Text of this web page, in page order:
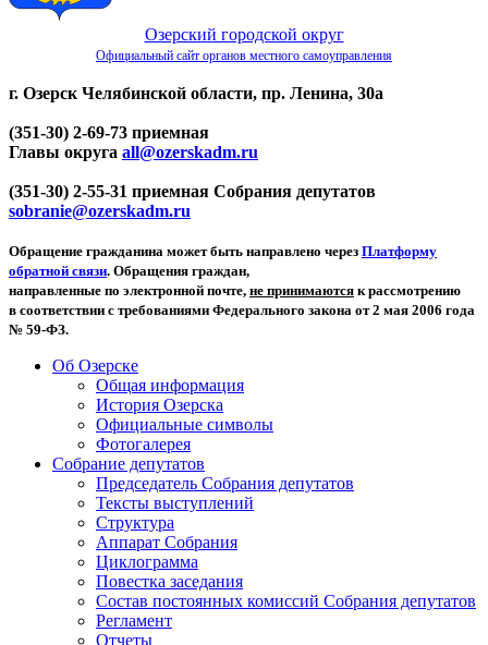
Озерский городской округ
Официальный сайт органов местного самоуправления
г. Озерск Челябинской области, пр. Ленина, 30а
(351-30) 2-69-73 приемная
Главы округа all@ozerskadm.ru
(351-30) 2-55-31 приемная Собрания депутатов
sobranie@ozerskadm.ru
Обращение гражданина может быть направлено через Платформу
обратной связи. Обращения граждан,
направленные по электронной почте, не принимаются к рассмотрению
в соответствии с требованиями Федерального закона от 2 мая 2006 года
№ 59-ФЗ.
Об Озерске
Общая информация
История Озерска
Официальные символы
Фотогалерея
Собрание депутатов
Председатель Собрания депутатов
Тексты выступлений
Структура
Аппарат Собрания
Циклограмма
Повестка заседания
Состав постоянных комиссий Собрания депутатов
Регламент
Отчеты